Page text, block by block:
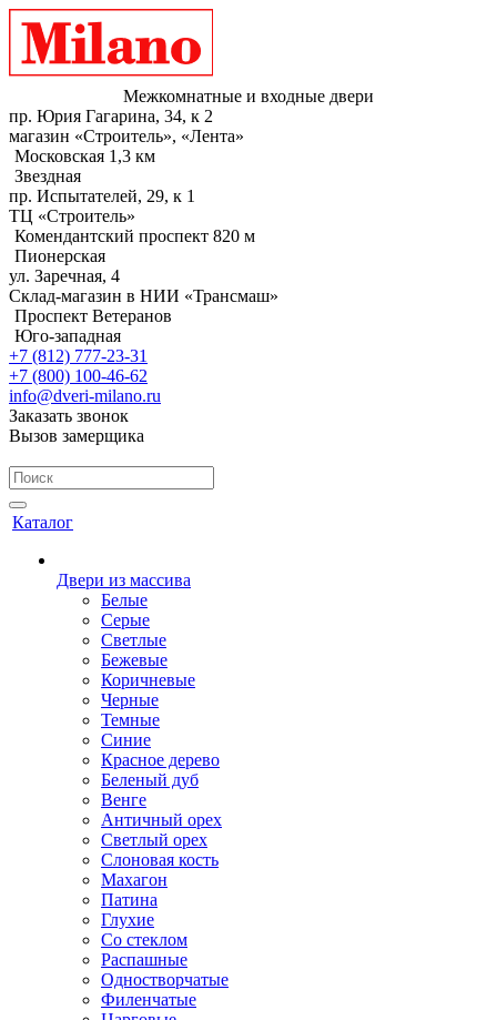
Межкомнатные и входные двери
пр. Юрия Гагарина, 34, к 2
магазин «Строитель», «Лента»
Московская 1,3 км
Звездная
пр. Испытателей, 29, к 1
ТЦ «Строитель»
Комендантский проспект 820 м
Пионерская
ул. Заречная, 4
Склад-магазин в НИИ «Трансмаш»
Проспект Ветеранов
Юго-западная
+7 (812) 777-23-31
+7 (800) 100-46-62
info@dveri-milano.ru
Заказать звонок
Вызов замерщика
Каталог
Двери из массива
Белые
Серые
Светлые
Бежевые
Коричневые
Черные
Темные
Синие
Красное дерево
Беленый дуб
Венге
Античный орех
Светлый орех
Слоновая кость
Махагон
Патина
Глухие
Со стеклом
Распашные
Одностворчатые
Филенчатые